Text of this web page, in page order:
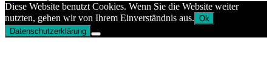
Diese Website benutzt Cookies. Wenn Sie die Website weiter
nutzten, gehen wir von Ihrem Einverständnis aus. Ok
Datenschutzerklärung